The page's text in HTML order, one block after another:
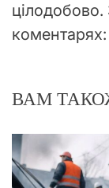
коментарях:
ВАМ